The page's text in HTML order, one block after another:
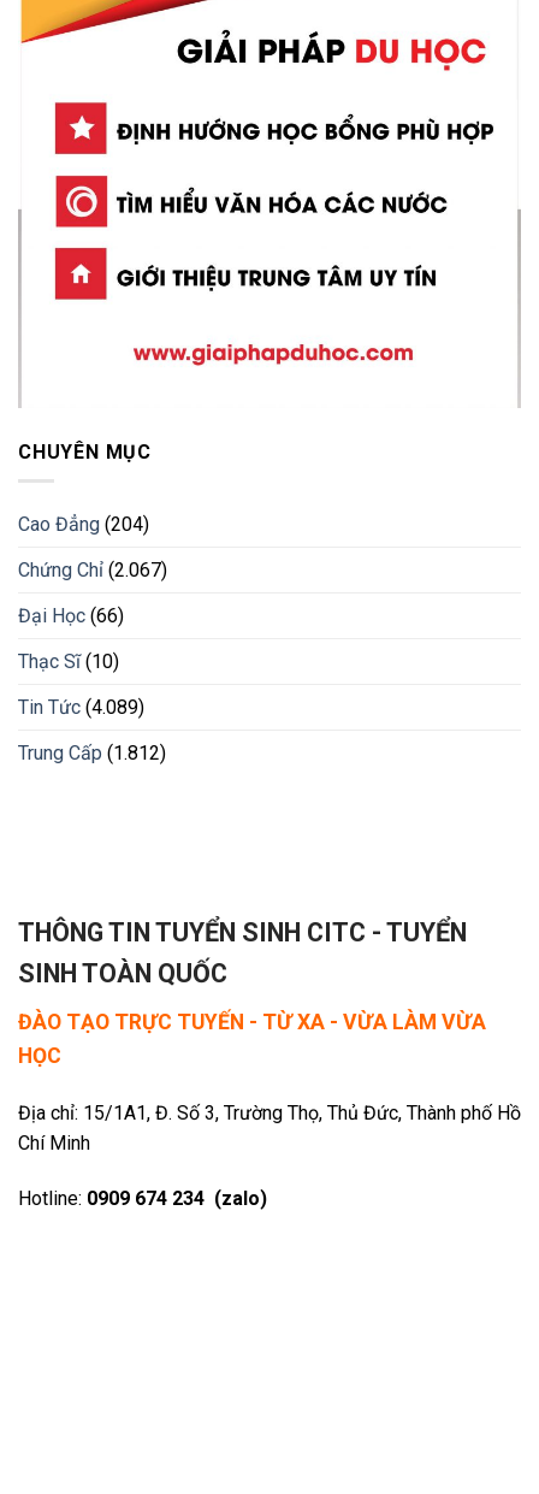
CHUYÊN MỤC
Cao Đẳng (204)
Chứng Chỉ (2.067)
Đại Học (66)
Thạc Sĩ(10)
Tin Tức (4.089)
Trung Cấp (1.812)
THÔNG TIN TUYỂN SINH CITC - TUYỂN
SINH TOÀN QUỐC
ĐÀO TẠO TRỰC TUYẾN - TỪ XA - VỪA LÀM VỪA
HỌC
Địa chỉ: 15/1A1, Đ. Số 3, Trường Thọ, Thủ Đức, Thành phố Hồ
Chí Minh
Hotline: 0909 674 234 (zalo)